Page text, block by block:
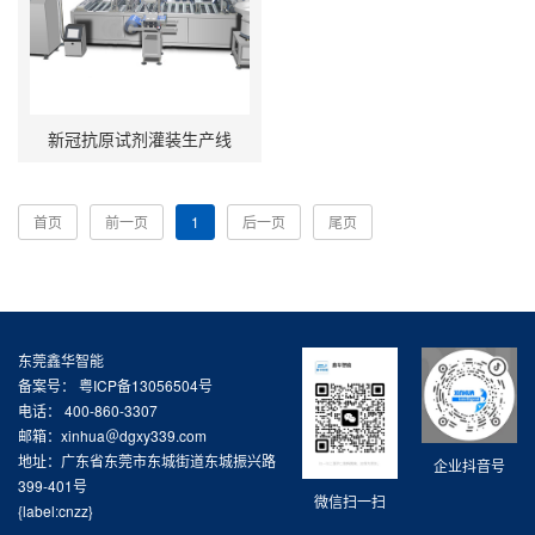
新冠抗原试剂灌装生产线
首页 前一页 1 后一页 尾页
企业抖音号
微信扫一扫
东莞鑫华智能
备案号： 粤ICP备13056504号
电话： 400-860-3307
邮箱：xinhua＠dgxy339.com
地址：广东省东莞市东城街道东城振兴路
399-401号
{label:cnzz}